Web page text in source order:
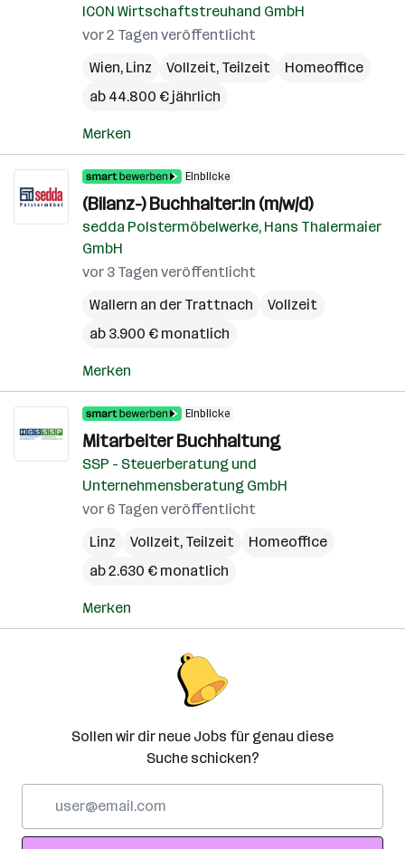
ICON Wirtschaftstreuhand GmbH
vor 2 Tagen veröffentlicht
Wien, Linz Vollzeit, Teilzeit
Homeoffice
ab 44.800 € jährlich
Merken
Einblicke
(Bilanz-) Buchhalter:in (m/w/d)
sedda Polstermöbelwerke, Hans Thalermaier
GmbH
vor 3 Tagen veröffentlicht
Wallern an der Trattnach
Vollzeit
ab 3.900 € monatlich
Merken
Einblicke
Mitarbeiter Buchhaltung
SSP - Steuerberatung und
Unternehmensberatung GmbH
vor 6 Tagen veröffentlicht
Linz
Vollzeit, Teilzeit
Homeoffice
ab 2.630 € monatlich
Merken
Sollen wir dir neue Jobs für genau diese
Suche schicken?
Adresse